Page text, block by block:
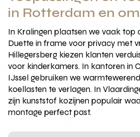
in Rotterdam en
In Kralingen plaatsen we vaak
Duette in frame voor privacy met
Hillegersberg kiezen klanten
voor kinderkamers. In kantoren in
IJssel gebruiken we
koellasten te verlagen. In
zijn kunststof kozijnen populair
montage perfect past.